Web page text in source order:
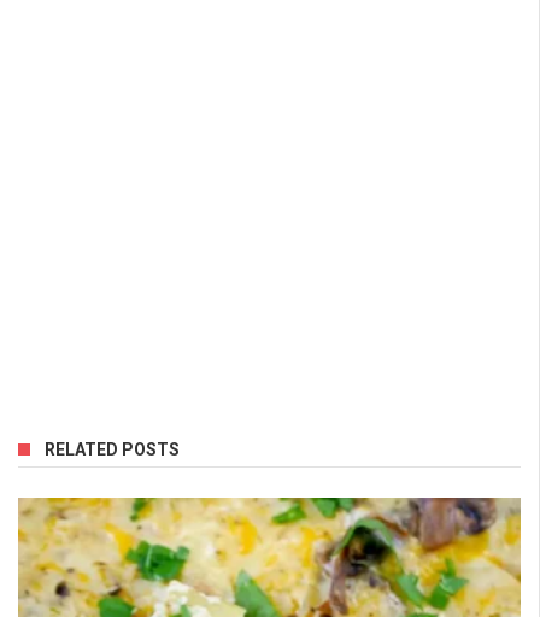
RELATED POSTS